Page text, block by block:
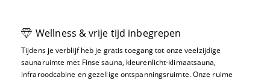
Wellness & vrije tijd inbegrepen
Tijdens je verblijf heb je gratis toegang tot onze veelzijdige
saunaruimte met Finse sauna, kleurenlicht-klimaatsauna,
infraroodcabine en gezellige ontspanningsruimte. Onze ruime